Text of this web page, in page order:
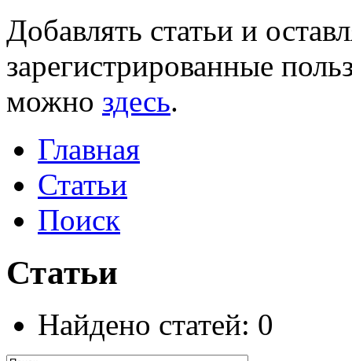
Добавлять статьи и
зарегистрированные
можно здесь.
Главная
Статьи
Поиск
Статьи
Найдено статей: 0